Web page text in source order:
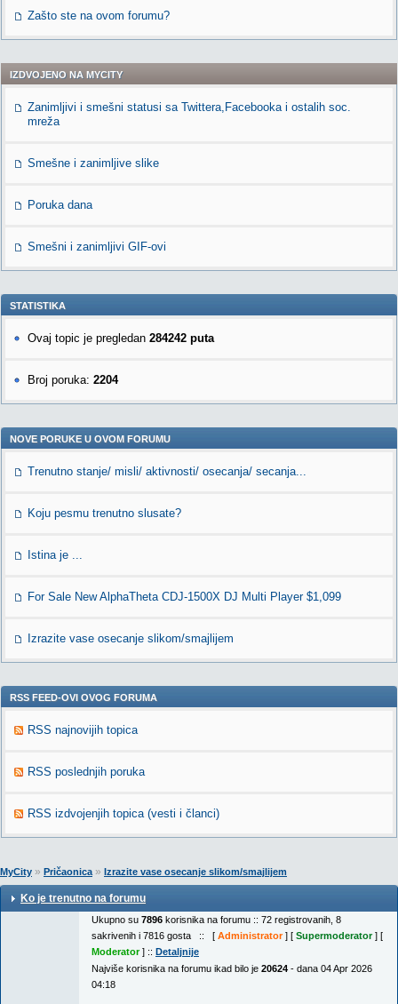
Zašto ste na ovom forumu?
IZDVOJENO NA MYCITY
Zanimljivi i smešni statusi sa Twittera,Facebooka i ostalih soc.
mreža
Smešne i zanimljive slike
Poruka dana
Smešni i zanimljivi GIF-ovi
STATISTIKA
Ovaj topic je pregledan 284242 puta
Broj poruka: 2204
NOVE PORUKE U OVOM FORUMU
Trenutno stanje/ misli/ aktivnosti/ osecanja/ secanja...
Koju pesmu trenutno slusate?
Istina je ...
For Sale New AlphaTheta CDJ-1500X DJ Multi Player $1,099
Izrazite vase osecanje slikom/smajlijem
RSS FEED-OVI OVOG FORUMA
RSS najnovijih topica
RSS poslednjih poruka
RSS izdvojenjih topica (vesti i članci)
MyCity » Pričaonica» Izrazite vase osecanje slikom/smajlijem
Ko je trenutno na forumu
Ukupno su 7896 korisnika na forumu :: 72 registrovanih, 8
sakrivenih i 7816 gosta :: [ Administrator] [ Supermoderator] [
Moderator] :: Detaljnije
Najviše korisnika na forumu ikad bilo je 20624 - dana 04 Apr 2026
04:18